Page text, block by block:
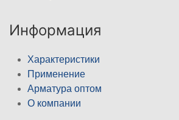
Информация
Характеристики
Применение
Арматура оптом
О компании